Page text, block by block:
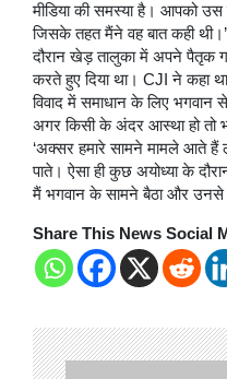
मीडिया की समस्या है। आपको उस
जिसके तहत मैंने वह बात कही
दौरान खेड़ तालुका में अपने पैतृक
करते हुए दिया था। CJI ने कहा था
विवाद में समाधान के लिए भगवान
अगर किसी के अंदर आस्था हो तो
‘अक्सर हमारे सामने मामले आते हैं
पाते। ऐसा ही कुछ अयोध्या के
मैं भगवान के सामने बैठा और उनसे
Share This News Social